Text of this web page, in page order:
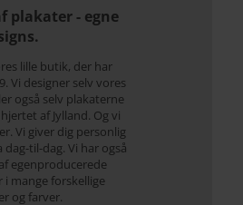
plakater - egne
lille butik, der har
Vi designer selv vores
også selv plakaterne
af Jylland. Og vi
Vi giver dig personlig
dag-til-dag. Vi har også
egenproducerede
mange forskellige
og farver.